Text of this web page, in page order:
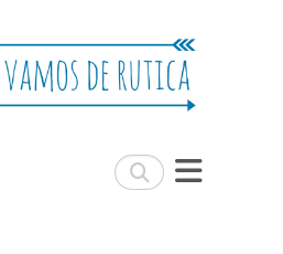
Buscar
de Rutica